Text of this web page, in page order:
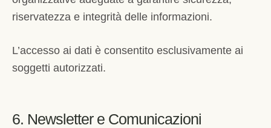
riservatezza e integrità delle informazioni.
L’accesso ai dati è consentito esclusivamente ai
soggetti autorizzati.
6. Newsletter e Comunicazioni